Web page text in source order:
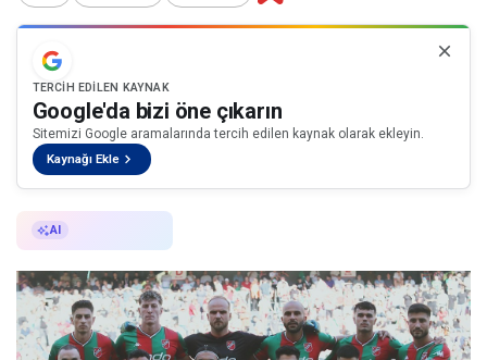
TERCIH EDILEN KAYNAK
Google'da bizi öne çıkarın
Sitemizi Google aramalarında tercih edilen kaynak olarak ekleyin.
Kaynağı Ekle
AI